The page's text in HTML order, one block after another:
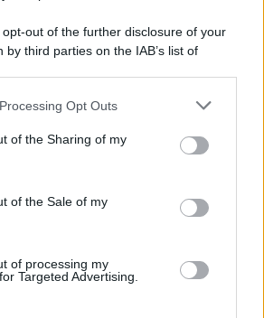
out of the further disclosure of your
by third parties on the IAB’s list of
also be disclosed by us to third parties
parties.
website/app uses one or more Google
and store information including but
or usage behaviour. You may click to
to Google and its third-party tags to
Opt Outs
of the Sharing of my
of the Sale of my
of processing my
Targeted Advertising.